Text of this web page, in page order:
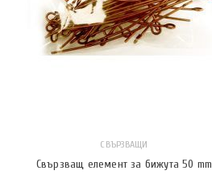
СВЪРЗВАЩИ
Свързващ елемент за бижута 50 mm